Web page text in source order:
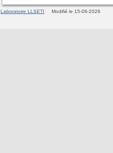
Laboratoire LLSETI Modifié le 15-06-2026